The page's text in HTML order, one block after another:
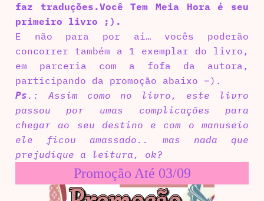
faz traduções.Você Tem Meia Hora é seu
primeiro livro ;).
E não para por ai… vocês poderão
concorrer também a 1 exemplar do livro,
em parceria com a fofa da autora,
participando da promoção abaixo =).
Ps .: Assim como no livro, este livro
passou por umas complicações para
chegar ao seu destino e com o manuseio
ele ficou amassado.. mas nada que
prejudique a leitura, ok?
Promoção Até 03/09